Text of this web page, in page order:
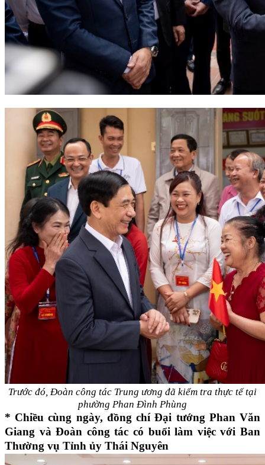
Trước đó, Đoàn công tác Trung ương đã kiểm tra thực tế tại
phường Phan Đình Phùng
* Chiều cùng ngày, đồng chí Đại tướng Phan Văn
Giang và Đoàn công tác có buổi làm việc với Ban
Thường vụ Tỉnh ủy Thái Nguyên